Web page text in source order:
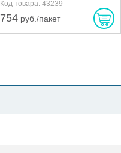
Код товара: 43239
754руб./пакет